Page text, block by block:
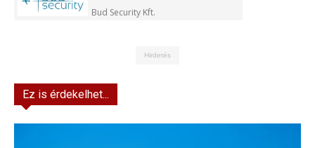
Bud Security Kft.
Hirdetés
Ez is érdekelhet...